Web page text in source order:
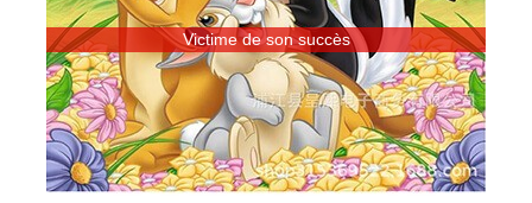
Victime de son succès